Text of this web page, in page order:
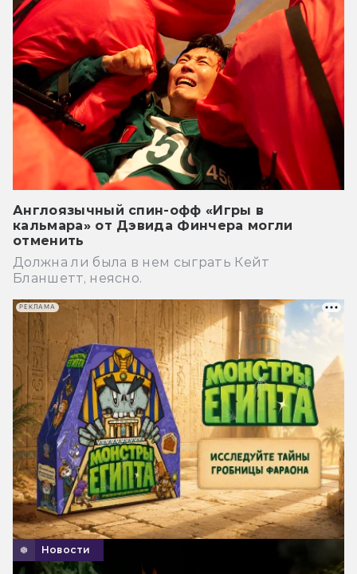
Англоязычный спин-офф «Игры в
кальмара» от Дэвида Финчера могли
отменить
Должна ли была в нем сыграть Кейт
Бланшетт, неясно.
Новости
РЕКЛАМА